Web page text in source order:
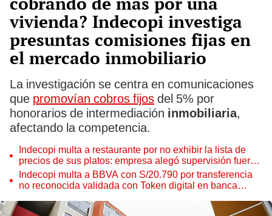
vivienda? Indecopi investiga
presuntas comisiones fijas en
el mercado inmobiliario
La investigación se centra en comunicaciones
que promovían cobros fijos del 5% por
honorarios de intermediación inmobiliaria,
afectando la competencia.
Indecopi multa a restaurante por no exhibir la lista de
precios de sus platos: empresa alegó supervisión fuera
del horario de atención
Indecopi multa a BBVA con S/20.790 por transferencia
no reconocida validada con Token digital en banca